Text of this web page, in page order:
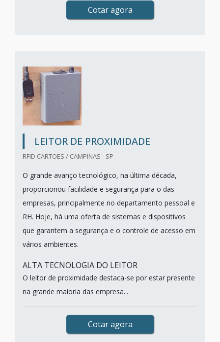
Cotar agora
LEITOR DE PROXIMIDADE
RFID CARTOES / CAMPINAS - SP
O grande avanço tecnológico, na última década,
proporcionou facilidade e segurança para o das
empresas, principalmente no departamento pessoal e
RH. Hoje, há uma oferta de sistemas e dispositivos
que garantem a segurança e o controle de acesso em
vários ambientes.
ALTA TECNOLOGIA DO LEITOR
O leitor de proximidade destaca-se por estar presente
na grande maioria das empresa...
Cotar agora